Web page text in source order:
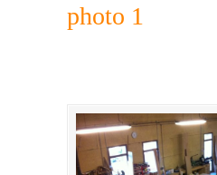
photo 1